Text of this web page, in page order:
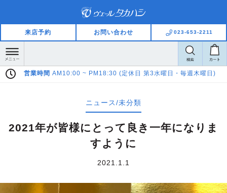
来店予約 お問い合わせ 023-653-2211
3水曜日・毎週木曜日) Pay Pay LINE Pay ご利用いただけます
ニュース/未分類
2021年が皆様にとって良き一年になりま
すように
2021.1.1